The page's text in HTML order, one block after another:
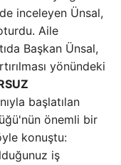
inceleyen Ünsal,
Aile
Başkan Ünsal,
yönündeki
başlatılan
önemli bir
konuştu:
iş